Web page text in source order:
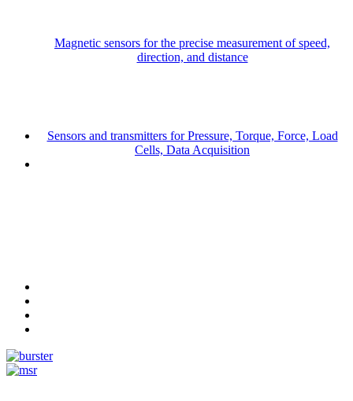
Magnetic sensors for the precise measurement of speed,
direction, and distance
Sensors and transmitters for Pressure, Torque, Force, Load
Cells, Data Acquisition